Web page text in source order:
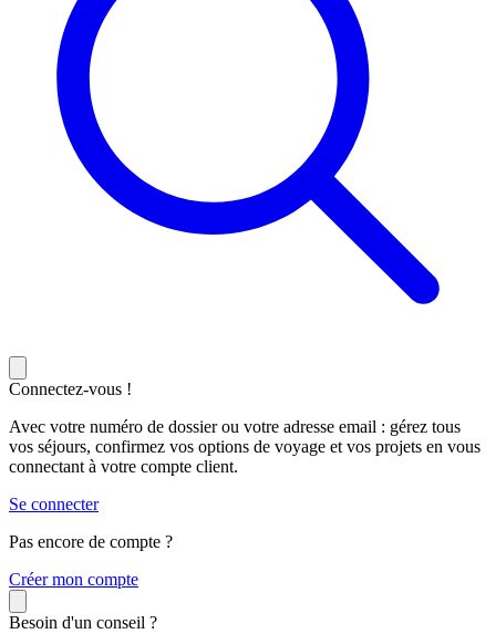
Connectez-vous !
Avec votre numéro de dossier ou votre adresse email : gérez tous
vos séjours, confirmez vos options de voyage et vos projets en vous
connectant à votre compte client.
Se connecter
Pas encore de compte ?
Créer mon compte
Besoin d'un conseil ?